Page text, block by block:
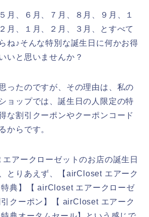
月、６月、７月、８月、９月、１
月、１月、２月、３月、とすべて
ね♪そんな特別な誕生日に何かお得
いと思いませんか？
ったのですが、その理由は、私の
ョップでは、誕生日の人限定の特
な割引クーポンやクーポンコード
からです。
アークローゼットのお店の誕生日
とりあえず、【airCloset エアーク
典】【 airCloset エアークローゼ
クーポン】【 airCloset エアーク